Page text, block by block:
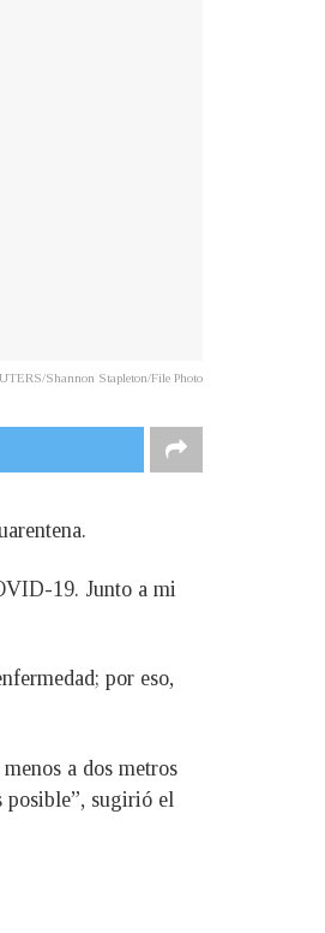
Shannon Stapleton/File Photo
19. Junto a mi
por eso,
a dos metros
posible”, sugirió el